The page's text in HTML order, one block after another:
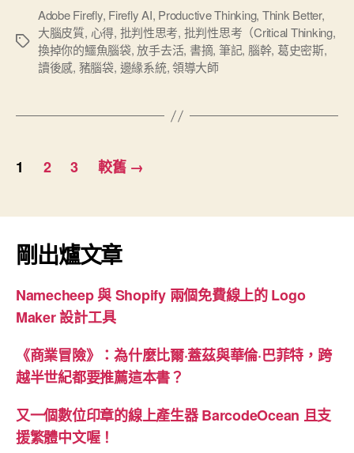
你
的
鱷
袋》
標
Adobe Firefly, Firefly AI, Productive Thinking, Think Better,
大腦皮質, 心得, 批判性思考, 批判性思考（Critical Thinking,
換掉你的鱷魚腦袋,放手去活, 書摘, 筆記, 腦幹, 葛史密斯,
讀後感, 豬腦袋, 邊緣系統,領導大師
文
分
頁
1 2 3 較舊 →
剛出爐文章
Namecheep 與 Shopify 兩個免費線上的 Logo
Maker 設計工具
《商業冒險》：為什麼比爾·蓋茲與華倫·巴菲特，跨
越半世紀都要推薦這本書？
又一個數位印章的線上產生器 BarcodeOcean 且支
援繁體中文喔！